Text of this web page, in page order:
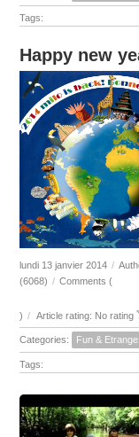
Tags:
Happy new
lundi 13 janvier 2014 /
(6068) / Comments (
) / Article rating: No rating
Categories: Fun & Etrange
Tags: